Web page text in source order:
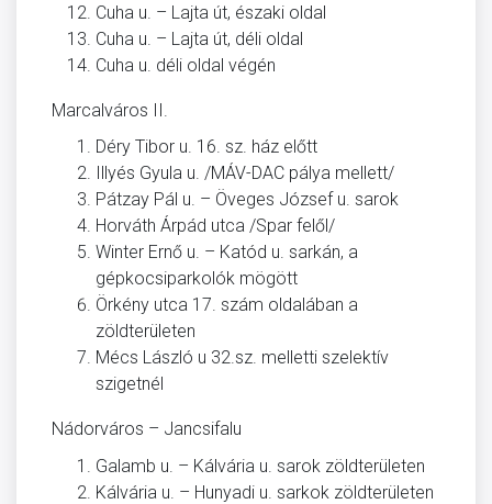
Cuha u. – Lajta út, északi oldal
Cuha u. – Lajta út, déli oldal
Cuha u. déli oldal végén
Marcalváros II.
Déry Tibor u. 16. sz. ház előtt
Illyés Gyula u. /MÁV-DAC pálya mellett/
Pátzay Pál u. – Öveges József u. sarok
Horváth Árpád utca /Spar felől/
Winter Ernő u. – Katód u. sarkán, a
gépkocsiparkolók mögött
Örkény utca 17. szám oldalában a
zöldterületen
Mécs László u 32.sz. melletti szelektív
szigetnél
Nádorváros – Jancsifalu
Galamb u. – Kálvária u. sarok zöldterületen
Kálvária u. – Hunyadi u. sarkok zöldterületen